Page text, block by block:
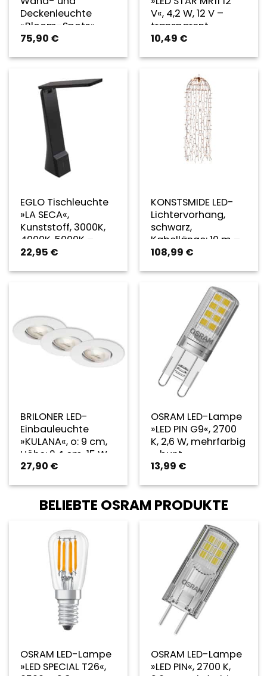
Deckenleuchte
»Bloom-Spots«,
goldfarben, inkl.
75,90 €
V«, 4,2 W, 12 V –
transparent
10,49 €
EGLO Tischleuchte
»LA SECA«,
Kunststoff, 3000K,
4000K, 5000K –
schwarz
22,95 €
KONSTSMIDE LED-
Lichtervorhang,
schwarz,
Kabellänge: 10 m –
weiss
108,99 €
BRILONER LED-
Einbauleuchte
»KULANA«, o: 9 cm,
Höhe: 2,4 cm, 15 W
– weiss
27,90 €
OSRAM LED-Lampe
»LED PIN G9«, 2700
K, 2,6 W, mehrfarbig
– bunt
13,99 €
BELIEBTE OSRAM PRODUKTE
OSRAM LED-Lampe
»LED SPECIAL T26«,
OSRAM LED-Lampe
»LED PIN«, 2700 K,